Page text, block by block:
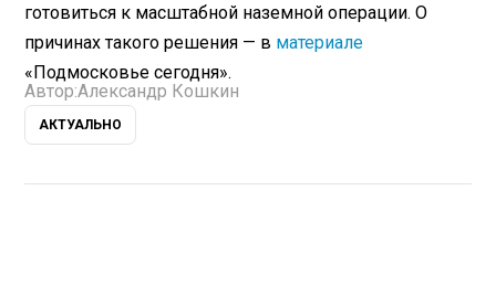
готовиться к масштабной наземной операции. О
причинах такого решения — в материале
«Подмосковье сегодня».
Автор:Александр Кошкин
АКТУАЛЬНО